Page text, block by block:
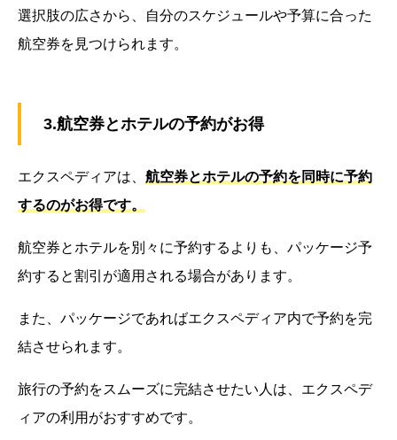
選択肢の広さから、自分のスケジュールや予算に合った
航空券を見つけられます。
3.航空券とホテルの予約がお得
エクスペディアは、 航空券とホテルの予約を同時に予約
するのがお得です。
航空券とホテルを別々に予約するよりも、パッケージ予
約すると割引が適用される場合があります。
また、パッケージであればエクスペディア内で予約を完
結させられます。
旅行の予約をスムーズに完結させたい人は、エクスペデ
ィアの利用がおすすめです。